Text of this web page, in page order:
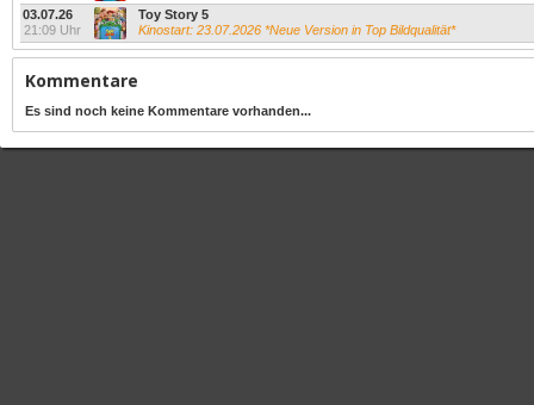
03.07.26
21:09 Uhr
Toy Story 5
Kinostart: 23.07.2026 *Neue Version in Top Bildqualität*
Kommentare
Es sind noch keine Kommentare vorhanden...